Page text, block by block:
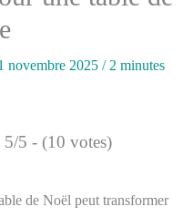
novembre 2025 / 2 minutes
5/5 - (10 votes)
de Noël peut transformer